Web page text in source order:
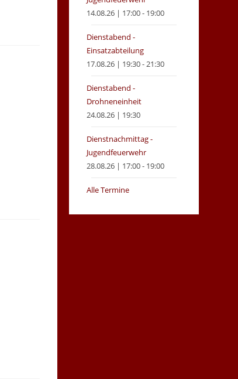
14.08.26 | 17:00 - 19:00
Dienstabend -
Einsatzabteilung
17.08.26 | 19:30 - 21:30
Dienstabend -
Drohneneinheit
24.08.26 | 19:30
Dienstnachmittag -
Jugendfeuerwehr
28.08.26 | 17:00 - 19:00
Alle Termine